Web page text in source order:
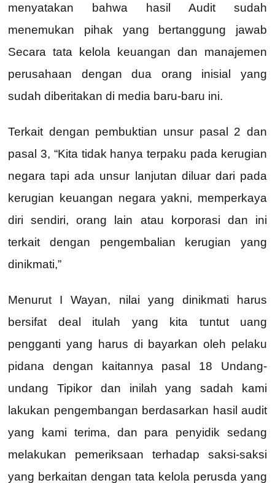
menyatakan bahwa hasil Audit sudah
menemukan pihak yang bertanggung jawab
Secara tata kelola keuangan dan manajemen
perusahaan dengan dua orang inisial yang
sudah diberitakan di media baru-baru ini.
Terkait dengan pembuktian unsur pasal 2 dan
pasal 3, “Kita tidak hanya terpaku pada kerugian
negara tapi ada unsur lanjutan diluar dari pada
kerugian keuangan negara yakni, memperkaya
diri sendiri, orang lain atau korporasi dan ini
terkait dengan pengembalian kerugian yang
dinikmati,”
Menurut I Wayan, nilai yang dinikmati harus
bersifat deal itulah yang kita tuntut uang
pengganti yang harus di bayarkan oleh pelaku
pidana dengan kaitannya pasal 18 Undang-
undang Tipikor dan inilah yang sadah kami
lakukan pengembangan berdasarkan hasil audit
yang kami terima, dan para penyidik sedang
melakukan pemeriksaan terhadap saksi-saksi
yang berkaitan dengan tata kelola perusda yang